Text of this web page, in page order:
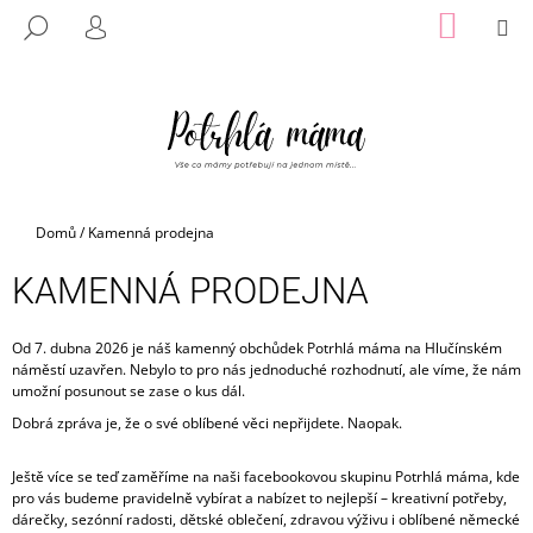
HLEDAT
PŘIHLÁŠENÍ KOŠÍK
Domů/ Kamenná prodejna
KAMENNÁ PRODEJNA
Od 7. dubna 2026 je náš kamenný obchůdek Potrhlá máma na Hlučínském
náměstí uzavřen. Nebylo to pro nás jednoduché rozhodnutí, ale víme, že nám
umožní posunout se zase o kus dál.
Dobrá zpráva je, že o své oblíbené věci nepřijdete. Naopak.
Ještě více se teď zaměříme na naši facebookovou skupinu Potrhlá máma, kde
pro vás budeme pravidelně vybírat a nabízet to nejlepší – kreativní potřeby,
dárečky, sezónní radosti, dětské oblečení, zdravou výživu i oblíbené německé
O
Ř
B
U
J
T
E